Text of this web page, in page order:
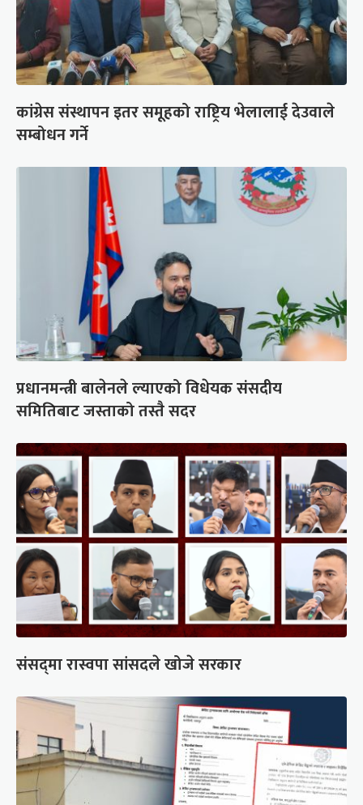
कांग्रेस संस्थापन इतर समूहको राष्ट्रिय भेलालाई देउवाले
सम्बोधन गर्ने
प्रधानमन्त्री बालेनले ल्याएको विधेयक संसदीय
समितिबाट जस्ताको तस्तै सदर
संसद्‍मा रास्वपा सांसदले खोजे सरकार